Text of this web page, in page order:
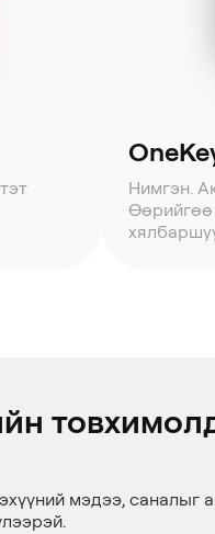
Нимгэн.
Өөрийгөө
мэдээ, саналыг